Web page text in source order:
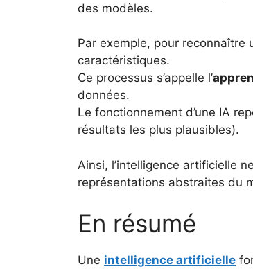
des modèles.
Par exemple, pour reconnaître
caractéristiques.
Ce processus s’appelle l’
données.
Le fonctionnement d’une IA
résultats les plus plausibles).
Ainsi, l’intelligence artificielle
représentations abstraites du
En résumé
Une intelligence artificielle